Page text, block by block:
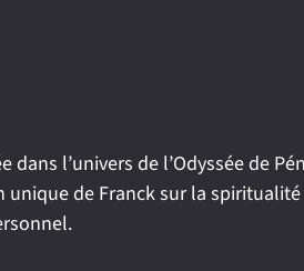
dans l’univers de l’Odyssée de
unique de Franck sur la